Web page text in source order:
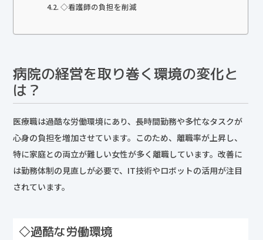
◇看護師の負担を削減
病院の経営を取り巻く環境の変化と
は？
医療職は過酷な労働環境にあり、長時間勤務や多忙なタスクが
心身の負担を増加させています。このため、離職率が上昇し、
特に家庭との両立が難しい女性が多く離職しています。改善に
は勤務体制の見直しが必要で、IT技術やロボットの活用が注目
されています。
◇過酷な労働環境